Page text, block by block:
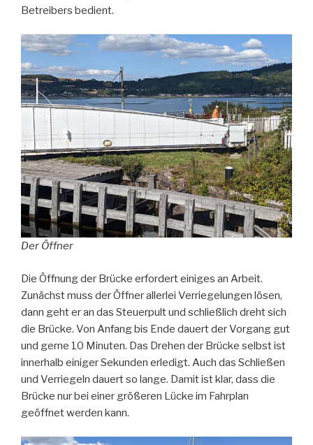
Betreibers bedient.
Der Öffner
Die Öffnung der Brücke erfordert einiges an Arbeit.
Zunächst muss der Öffner allerlei Verriegelungen lösen,
dann geht er an das Steuerpult und schließlich dreht sich
die Brücke. Von Anfang bis Ende dauert der Vorgang gut
und gerne 10 Minuten. Das Drehen der Brücke selbst ist
innerhalb einiger Sekunden erledigt. Auch das Schließen
und Verriegeln dauert so lange. Damit ist klar, dass die
Brücke nur bei einer größeren Lücke im Fahrplan
geöffnet werden kann.